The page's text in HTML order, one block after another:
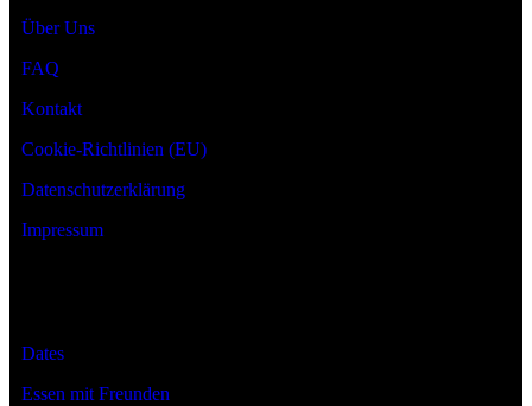
Über Uns
FAQ
Kontakt
Cookie-Richtlinien (EU)
Datenschutzerklärung
Impressum
Dates
Essen mit Freunden